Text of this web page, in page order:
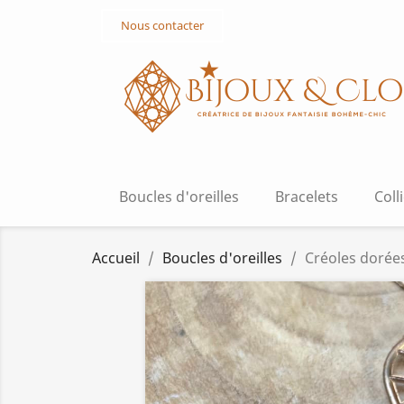
Nous contacter
Boucles d'oreilles Bracelets
Accueil Boucles d'oreilles Créoles